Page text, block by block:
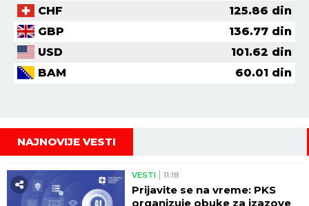
CHF
125.86 din
GBP
136.77 din
USD
101.62 din
BAM
60.01 din
NAJNOVIJE VESTI
VESTI 11:18
Prijavite se na vreme: PKS
organizuje obuke za izazove